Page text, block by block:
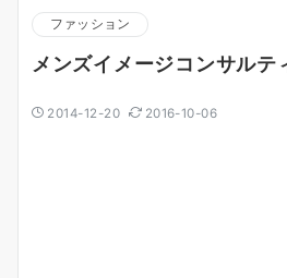
ファッション
メンズイメージコンサルテ
2014-12-20 2016-10-06